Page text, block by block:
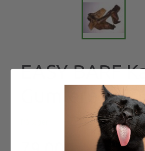
EASY BARF
Gumlere, 250